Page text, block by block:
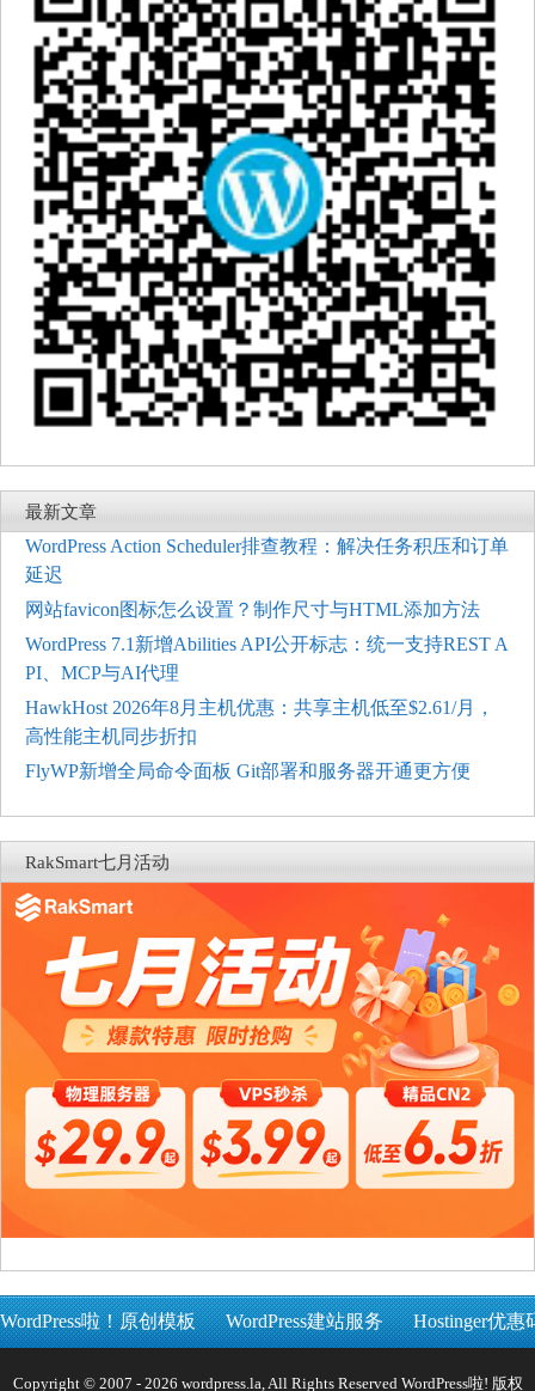
最新文章
WordPress Action Scheduler排查教程：解决任务积压和订单
延迟
网站favicon图标怎么设置？制作尺寸与HTML添加方法
WordPress 7.1新增Abilities API公开标志：统一支持REST A
PI、MCP与AI代理
HawkHost 2026年8月主机优惠：共享主机低至$2.61/月，
高性能主机同步折扣
FlyWP新增全局命令面板 Git部署和服务器开通更方便
RakSmart七月活动
WordPress啦！原创模板 WordPress建站服务 Hostinger优惠
Copyright © 2007 - 2026 wordpress.la, All Rights Reserved WordPress啦! 版权